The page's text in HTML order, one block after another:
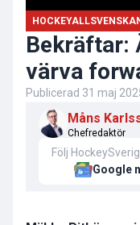
Bekräftar:
värva
Publicerad 31 maj
Måns
Chefredaktör
Följ
Google